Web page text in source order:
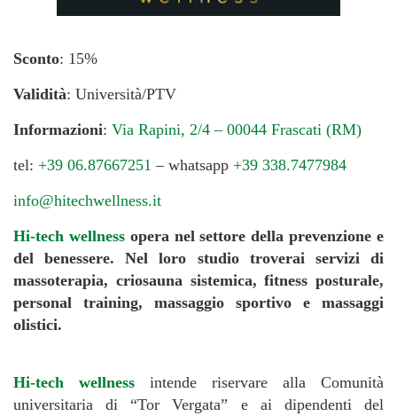
Sconto: 15%
Validità: Università/PTV
Informazioni: Via Rapini, 2/4 – 00044 Frascati (RM)
tel: +39 06.87667251 – whatsapp +39 338.7477984
info@hitechwellness.it
Hi-tech wellness opera nel settore della prevenzione e
del benessere. Nel loro studio troverai servizi di
massoterapia, criosauna sistemica, fitness posturale,
personal training, massaggio sportivo e massaggi
olistici.
Hi-tech wellness intende riservare alla Comunità
universitaria di “Tor Vergata” e ai dipendenti del